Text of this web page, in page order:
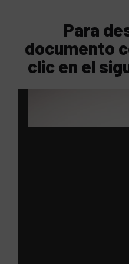
Para
documento
clic en el